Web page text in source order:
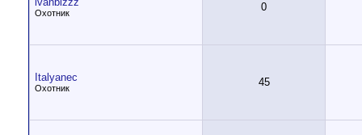
Охотник 0
Italyanec
Охотник 45